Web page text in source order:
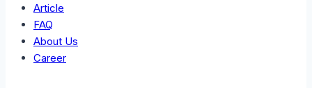
Article
FAQ
About Us
Career